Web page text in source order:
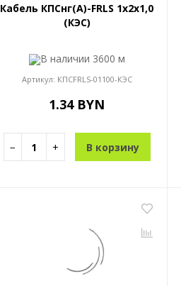
Кабель КПСнг(A)-FRLS 1x2x1,0
(КЭС)
В наличии 3600 м
Артикул: КПСFRLS-01100-КЭС
1.34 BYN
− + В корзину